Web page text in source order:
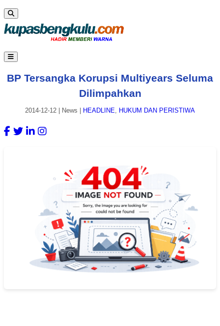
BP Tersangka Korupsi Multiyears Seluma
Dilimpahkan
2014-12-12 News HEADLINE, HUKUM DAN PERISTIWA